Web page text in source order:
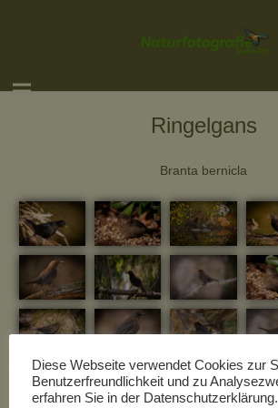
Ringelgans
Branta bernicla
Diese Webseite verwendet Cookies zur
Benutzerfreundlichkeit und zu
erfahren Sie in der Datenschutzerklärung.